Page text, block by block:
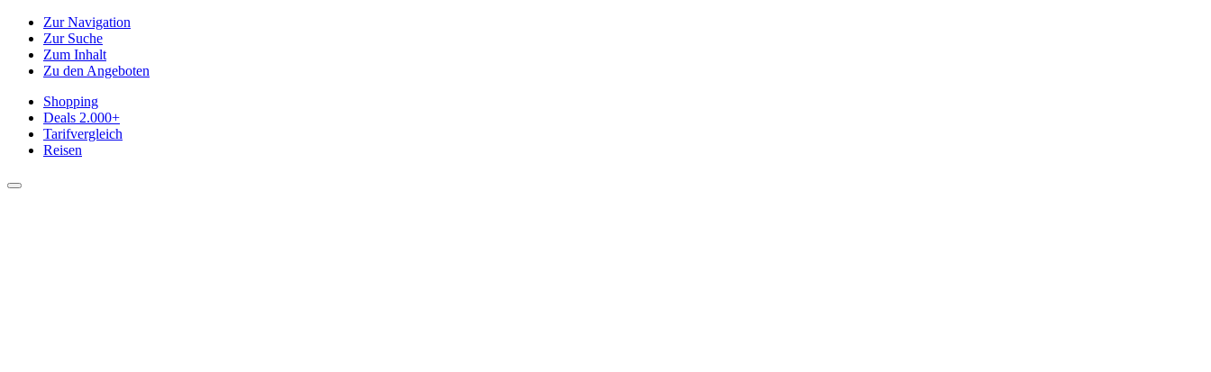
Zur Navigation
Zur Suche
Zum Inhalt
Zu den Angeboten
Shopping
Deals 2.000+
Tarifvergleich
Reisen